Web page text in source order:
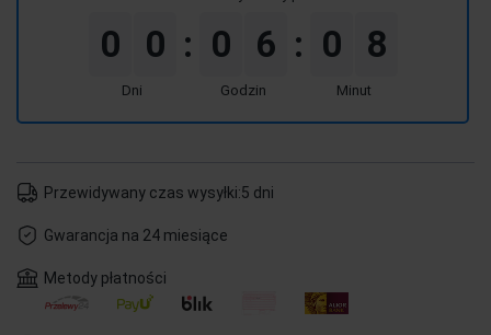
0 0
Dni
: 0 6
Godzin
: 0 8
Minut
Przewidywany czas wysyłki:5 dni
Gwarancja na 24 miesiące
Metody płatności